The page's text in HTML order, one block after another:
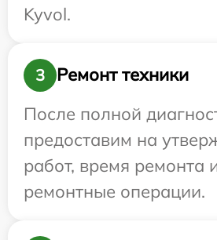
Kyvol.
3
Ремонт техники
После полной
предоставим на
работ, время ремонта
ремонтные операции.